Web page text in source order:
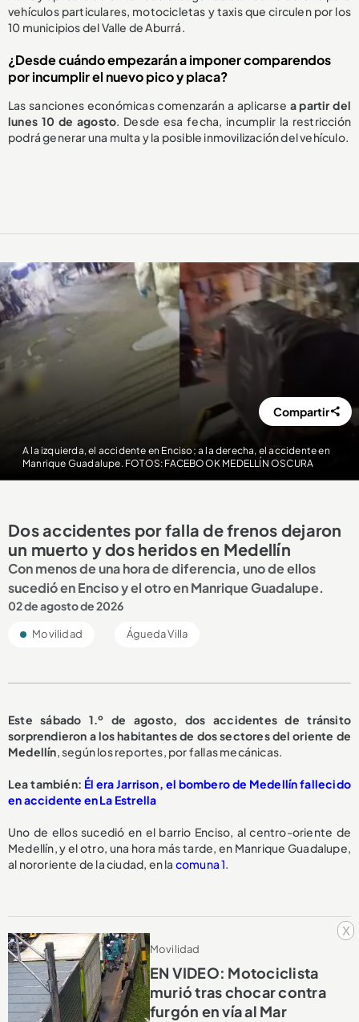
x
vehículos particulares, motocicletas y taxis que circulen por los
10 municipios del Valle de Aburrá.
¿Desde cuándo empezarán a imponer comparendos
por incumplir el nuevo pico y placa?
Las sanciones económicas comenzarán a aplicarse a partir del
lunes 10 de agosto. Desde esa fecha, incumplir la restricción
podrá generar una multa y la posible inmovilización del vehículo.
A la izquierda, el accidente en Enciso; a la derecha, el accidente en
Manrique Guadalupe. FOTOS: FACEBOOK MEDELLÍN OSCURA
Compartir
Dos accidentes por falla de frenos dejaron
un muerto y dos heridos en Medellín
Con menos de una hora de diferencia, uno de ellos
sucedió en Enciso y el otro en Manrique Guadalupe.
02 de agosto de 2026
Movilidad Águeda Villa
Este sábado 1.º de agosto, dos accidentes de tránsito
sorprendieron a los habitantes de dos sectores del oriente de
Medellín, según los reportes, por fallas mecánicas.
Lea también: Él era Jarrison, el bombero de Medellín fallecido
en accidente en La Estrella
Uno de ellos sucedió en el barrio Enciso, al centro-oriente de
Medellín, y el otro, una hora más tarde, en Manrique Guadalupe,
al nororiente de la ciudad, en la comuna 1.
Movilidad
EN VIDEO: Motociclista
murió tras chocar contra
furgón en vía al Mar